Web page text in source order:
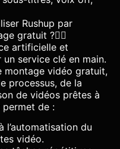
Rushup par
gratuit ?
artificielle et
service clé en main.
montage vidéo gratuit,
processus, de la
de vidéos prêtes à
permet de :
l’automatisation du
vidéo.